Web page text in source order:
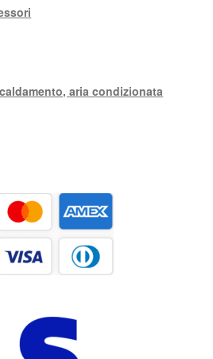
aria condizionata